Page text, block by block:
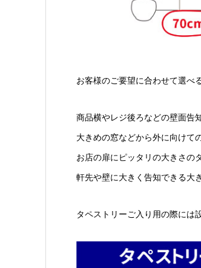
お客様のご要望に合わせて選べ
商品横やレジ後ろなどの壁面
大きめの窓などから外に向け
お店の扉にピッタリの大きさ
軒先や壁に大きく告知できる
タペストリーご入り用の際には